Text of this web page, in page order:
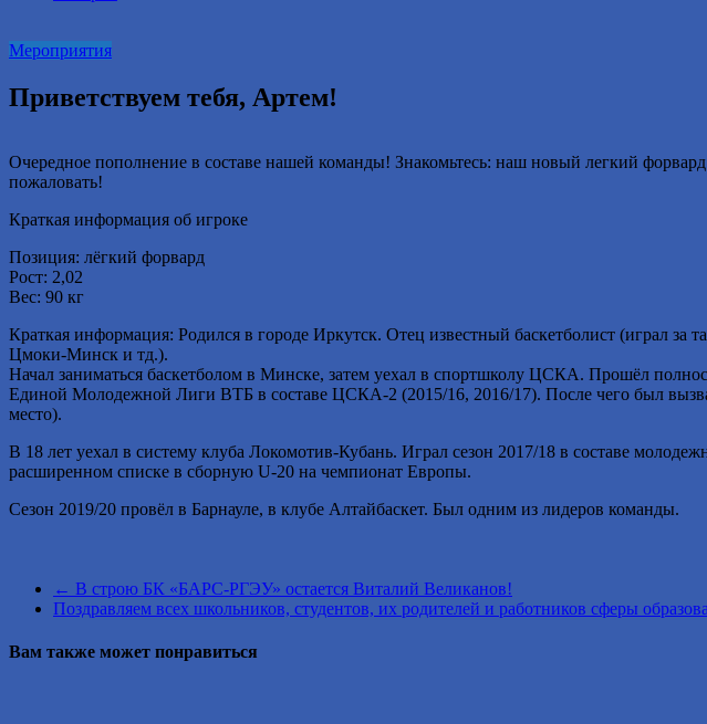
Мероприятия
Приветствуем тебя, Артем!
Очередное пополнение в составе нашей команды! Знакомьтесь: наш новый легкий
пожаловать!
Краткая информация об игроке
Позиция: лёгкий форвард
Рост: 2,02
Вес: 90 кг
Краткая информация: Родился в городе Иркутск. Отец известный баскетболист (играл
Цмоки-Минск и тд.).
Начал заниматься баскетболом в Минске, затем уехал в спортшколу ЦСКА. Прошёл
Единой Молодежной Лиги ВТБ в составе ЦСКА-2 (2015/16, 2016/17). После чего был
место).
В 18 лет уехал в систему клуба Локомотив-Кубань. Играл сезон 2017/18 в составе
расширенном списке в сборную U-20 на чемпионат Европы.
Сезон 2019/20 провёл в Барнауле, в клубе Алтайбаскет. Был одним из лидеров команды.
← В строю БК «БАРС-РГЭУ» остается Виталий Великанов!
Поздравляем всех школьников, студентов, их родителей и работников сферы
Вам также может понравиться